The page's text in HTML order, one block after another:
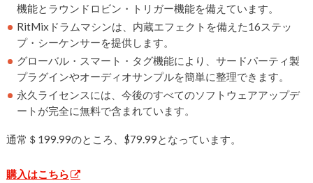
機能とラウンドロビン・トリガー機能を備えています。
RitMixドラムマシンは、内蔵エフェクトを備えた16ステッ
プ・シーケンサーを提供します。
グローバル・スマート・タグ機能により、サードパーティ製
プラグインやオーディオサンプルを簡単に整理できます。
永久ライセンスには、今後のすべてのソフトウェアアップデ
ートが完全に無料で含まれています。
通常＄199.99のところ、$79.99となっています。
購入はこちら